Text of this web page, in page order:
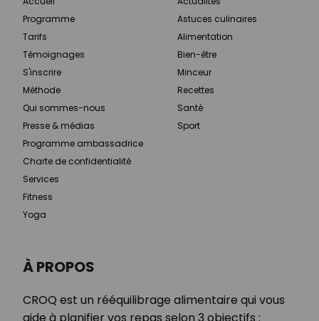
À PROPOS
CROQ est un rééquilibrage alimentaire qui vous
aide à planifier vos repas selon 3 objectifs :
Programme
Tarifs
Témoignages
S'inscrire
Méthode
Qui sommes-nous
Presse & médias
Programme ambassadrice
Charte de confidentialité
Services
Fitness
Yoga
Astuces culinaires
Alimentation
Bien-être
Minceur
Recettes
Santé
Sport